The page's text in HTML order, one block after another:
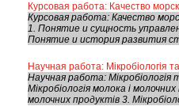
Курсовая работа: Качество
Курсовая работа: Качество
1. Понятие и сущность
Понятие и история развития
Научная работа: Мікробіологія
Научная работа: Мікробіологія
Мікробіологія молока і
молочних продуктів 3.